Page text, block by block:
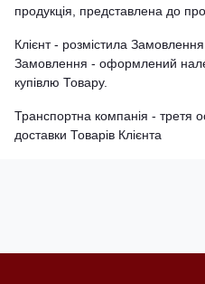
продукція, представлена ​​до
Клієнт - розмістила
Замовлення - оформлений
купівлю Товару.
Транспортна компанія - третя
доставки Товарів Клієнта